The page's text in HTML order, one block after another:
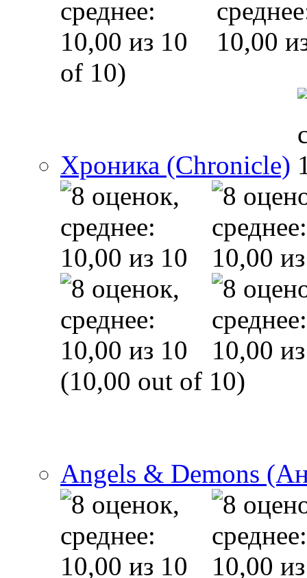
of 10)
Хроника (Chronicle)
(10,00 out of 10)
Angels & Demons